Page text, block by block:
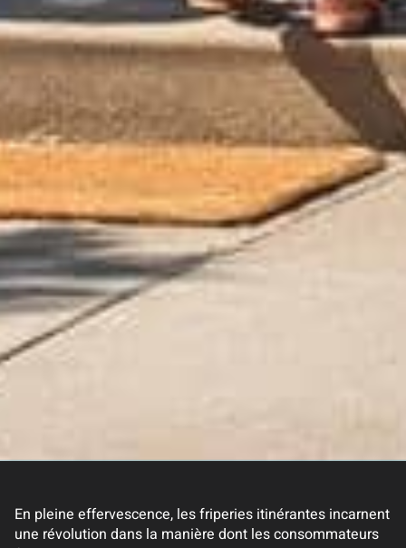
En pleine effervescence, les friperies itinérantes incarnent
une révolution dans la manière dont les consommateurs